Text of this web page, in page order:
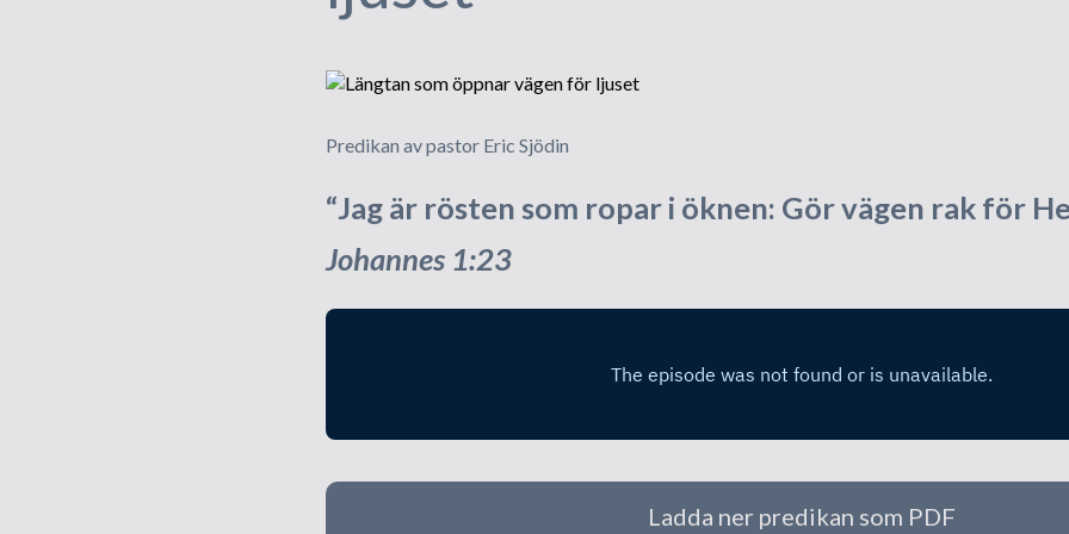
Rapporter och intryck
Nytt liv i församlingen
Predikan av pastor Eric Sjödin
“Jag är rösten som ropar i öknen: Gör vägen rak för
Johannes 1:23
Ladda ner predikan som PDF